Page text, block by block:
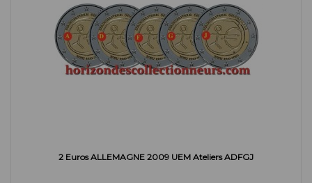
2 Euros ALLEMAGNE 2009 UEM Ateliers ADFGJ